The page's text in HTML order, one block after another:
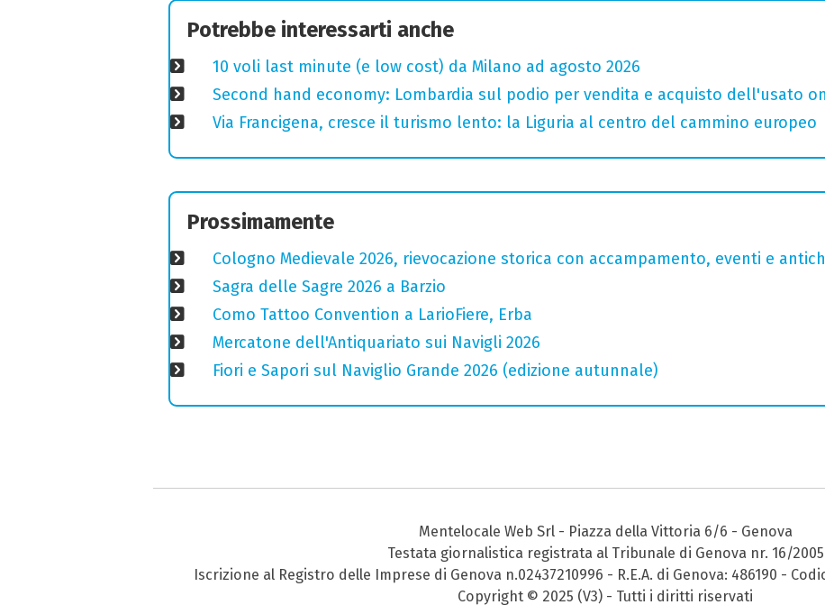
Potrebbe interessarti anche
10 voli last minute (e low cost) da Milano ad agosto 2026
Second hand economy: Lombardia sul podio per vendita e acquisto dell'usato
Via Francigena, cresce il turismo lento: la Liguria al centro del cammino europeo
Prossimamente
Cologno Medievale 2026, rievocazione storica con accampamento, eventi e
Sagra delle Sagre 2026 a Barzio
Como Tattoo Convention a LarioFiere, Erba
Mercatone dell'Antiquariato sui Navigli 2026
Fiori e Sapori sul Naviglio Grande 2026 (edizione autunnale)
Mentelocale Web Srl - Piazza della Vittoria 6/6 - Genova
Testata giornalistica registrata al Tribunale di Genova nr. 16/2005
Iscrizione al Registro delle Imprese di Genova n.02437210996 - R.E.A. di Genova: 486190 -
Copyright © 2025 (V3) - Tutti i diritti riservati